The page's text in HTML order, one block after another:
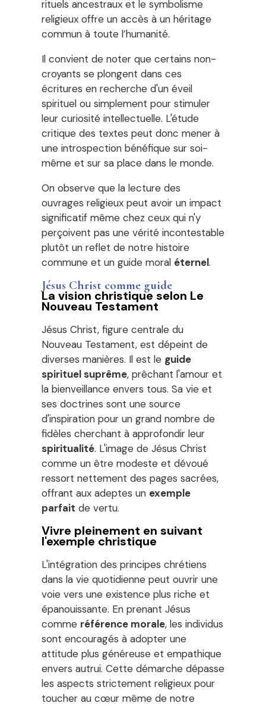
rituels ancestraux et le symbolisme
religieux offre un accès à un héritage
commun à toute l’humanité.
Il convient de noter que certains non-
croyants se plongent dans ces
écritures en recherche d'un éveil
spirituel ou simplement pour stimuler
leur curiosité intellectuelle. L'étude
critique des textes peut donc mener à
une introspection bénéfique sur soi-
même et sur sa place dans le monde.
On observe que la lecture des
ouvrages religieux peut avoir un impact
significatif même chez ceux qui n'y
perçoivent pas une vérité incontestable
plutôt un reflet de notre histoire
commune et un guide moral éternel.
Jésus Christ comme guide
La vision christique selon Le
Nouveau Testament
Jésus Christ, figure centrale du
Nouveau Testament, est dépeint de
diverses manières. Il est le guide
spirituel suprême, prêchant l'amour et
la bienveillance envers tous. Sa vie et
ses doctrines sont une source
d'inspiration pour un grand nombre de
fidèles cherchant à approfondir leur
spiritualité. L'image de Jésus Christ
comme un être modeste et dévoué
ressort nettement des pages sacrées,
offrant aux adeptes un exemple
parfait de vertu.
Vivre pleinement en suivant
l'exemple christique
L'intégration des principes chrétiens
dans la vie quotidienne peut ouvrir une
voie vers une existence plus riche et
épanouissante. En prenant Jésus
comme référence morale, les individus
sont encouragés à adopter une
attitude plus généreuse et empathique
envers autrui. Cette démarche dépasse
les aspects strictement religieux pour
toucher au cœur même de notre